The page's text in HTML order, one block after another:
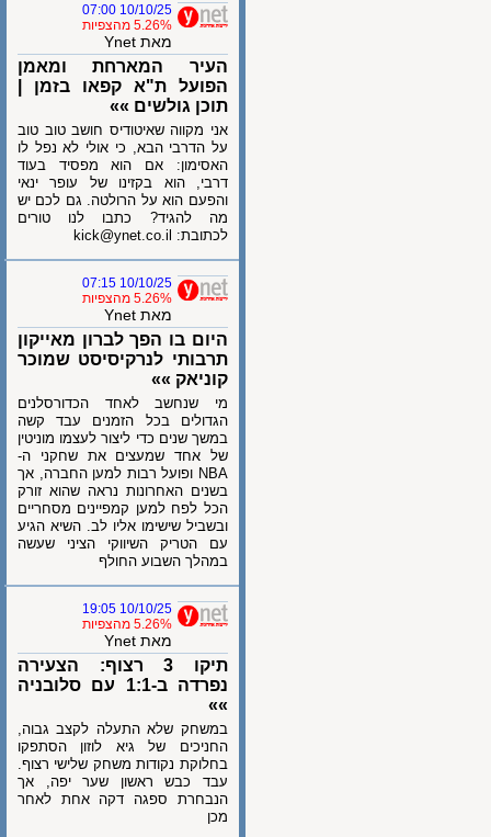
10/10/25 07:00
5.26% מהצפיות
מאת Ynet
העיר המארחת ומאמן
הפועל ת"א קפאו בזמן |
תוכן גולשים »»
אני מקווה שאיטודיס חושב טוב טוב
על הדרבי הבא, כי אולי לא נפל לו
האסימון: אם הוא מפסיד בעוד
דרבי, הוא בקזינו של עופר ינאי
והפעם הוא על הרולטה. גם לכם יש
מה להגיד? כתבו לנו טורים
לכתובת: kick@ynet.co.il
10/10/25 07:15
5.26% מהצפיות
מאת Ynet
היום בו הפך לברון מאייקון
תרבותי לנרקיסיסט שמוכר
קוניאק »»
מי שנחשב לאחד הכדורסלנים
הגדולים בכל הזמנים עבד קשה
במשך שנים כדי ליצור לעצמו מוניטין
של אחד שמעצים את שחקני ה-
NBA ופועל רבות למען החברה, אך
בשנים האחרונות נראה שהוא זורק
הכל לפח למען קמפיינים מסחריים
ובשביל שישימו אליו לב. השיא הגיע
עם הטריק השיווקי הציני שעשה
במהלך השבוע החולף
10/10/25 19:05
5.26% מהצפיות
מאת Ynet
תיקו 3 רצוף: הצעירה
נפרדה ב-1:1 עם סלובניה
במשחק שלא התעלה לקצב גבוה,
החניכים של גיא לוזון הסתפקו
בחלוקת נקודות משחק שלישי רצוף.
עבד כבש ראשון שער יפה, אך
הנבחרת ספגה דקה אחת לאחר